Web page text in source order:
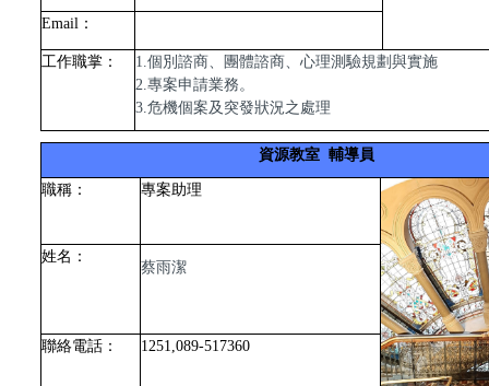
Email ：
工作職掌：
1.個別諮商、團體諮商、心理測驗規劃與實施
2.專案申請業務。
3.危機個案及突發狀況之處理
資源教室 輔導員
職稱： 專案助理
姓名：
蔡雨潔
聯絡電話： 1251,089-517360